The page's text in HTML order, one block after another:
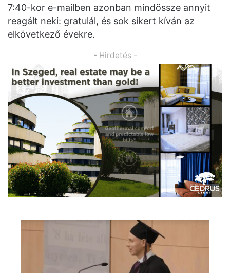
7:40-kor e-mailben azonban mindössze annyit
reagált neki: gratulál, és sok sikert kíván az
elkövetkező évekre.
- Hirdetés -